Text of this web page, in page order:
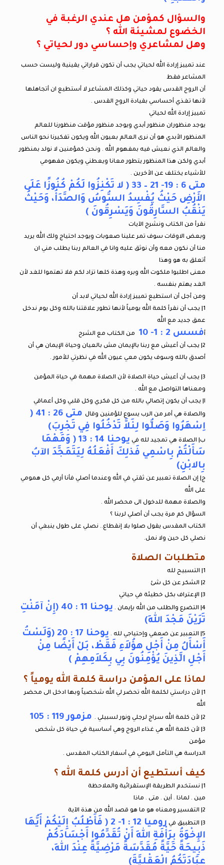
والسؤال كمؤمن هل عندي الرغبة في
الخضوع لمشيئة الله ؟
وهل لمشاعري وإحساسي دور لحياتي ؟
عند تمييز إرادة الله لحياتي يجب أن تكون قراراتي يقينية وليست حسب
المشاعر فقط
أن الروح القدس يقود حياتي وكذلك المشاعر لا أستطيع ان أتجاهلها
لأنها تغذي أحساسي بقيادة الروح القدس .
تمييز إرادة الله لحياتي
يوجد منظوران منظور أبدي ويوجد منظور مؤقت منظورنا للعالم
المنظور الأبدي هو أن نرى العالم بعيون الله ويكون تفكيرنا نحو الناس
والعالم الذي نعيش فيه بمفهوم الله . ونحن كمؤمنين لا نولد بمنظور
أبدي ولكن هذا المنظور يتطور معانا ويعطني ويكون مفهومي
للأشياء يختلف عن الأخرين .
متى 6 : 19- 21 – 33 ( لا تَكْنِزُوا لَكُمْ كُنُوزًا عَلَى
الأَرْضِ حَيْثُ يُفْسِدُ السُّوسُ وَالصَّدَأُ، وَحَيْثُ
يَنْقُبُ السَّارِقُونَ وَيَسْرِقُونَ )
نقرأ من الكتاب ونشرح الآيات
وبعض الاوقات سوف تمر علينا صعوبات ويوجد احتياج ولك الله يريد
منا أن نكون معه وأن نوثق عليه وانا في العالم ربنا يطلب مني ان
أتعلق به هو وهذا
معنى اطلبوا ملكوت الله وبره وهذة كلها تزاد لكم فلا تهتموا للغد لأن
الغد يهتم بنفسه .
ومن أجل أن استطيع تمييز إرادة الله لحياتي لابد أن
1| يجب أن نقرأ كلمة الله يومياً لأنها تطور علاقتنا بالله وكل يوم ندخل
عمق جديد مع الله
أفسس 2 : 1- 10
من الكتاب مع الشرح
2| يجب أن أعيش مع ربنا بالإيمان مش بالعيان وحياة الإيمان هي أن
أصدق بالله وسوف يكون معي عيون الله في نظرتي للأمور .
3| يجب أن أعيش حياة الصلاة لأن الصلاة مهمة في حياة المؤمن
ومعناها التواصل مع الله .
ا| يجب أن يكون إتصالي بالله من كل فكري وكل قلبي وكل أعماقي
والصلاة هي أمر من الرب يسوع للؤمنين وقال
متى 26 : 41 (
اِسْهَرُوا وَصَلُّوا لِئَلاَّ تَدْخُلُوا فِي تَجْرِبَ)
ب| الصلاة هي تمجيد لله في
يوحنا 14 : 13 ( وَمَهْمَا
سَأَلْتُمْ بِاسْمِي فَذلِكَ أَفْعَلُهُ لِيَتَمَجَّدَ الآبُ
بِالابْنِ)
ج| إن الصلاة تعبير عن ثقتي في الله وعندما أصلي فأنا أرمي كل همومي
على الله
والصلاة مهمة للدخول الى محضر الله .
السؤال كم مرة يجب أن أصلي لربنا ؟
الكتاب المقدس يقول صلوا بلا إنقطاع.. نصلي على طول ينبغي أن
نصلي كل حين ولا نمل.
متطلبات الصلاة
1| التسبيح لله
2| الشكر عن كل شئ
3| الإعتراف بكل خطيئة في حياتي
4| التضرع والطلب من الله بإيمان .
يوحنا 11 : 40 (إِنْ آمَنْتِ
تَرَيْنَ مَجْدَ اللهِ)
5| التعبير عن ضعفي وإحتياجي لله .
يوحنا 17 : 20 (وَلَسْتُ
أَسْأَلُ مِنْ أَجْلِ هؤُلاَءِ فَقَطْ، بَلْ أَيْضًا مِنْ
أَجْلِ الَّذِينَ يُؤْمِنُونَ بِي بِكَلاَمِهِمْ )
لماذا على المؤمن دراسة كلمة الله يومياً ؟
1| لأن دراستي لكلمة الله تحضر لي الله شخصياً وبها ادخل الى محضر
الله
2| لأن كلمة الله سراج لرجلي ونور لسبيلي .
مزمور 119 : 105
3| لأن كلمة الله هي غذاء الروح وهي أساسية في حياة كل شخص
مؤمن
الدراسة هي التأمل اليومي في أسفار الكتاب المقدس .
كيف أستطيع أن أدرس كلمة الله ؟
1| نستخدم الطريقة الإستقرائية والملاحظة
مين . لماذا . أين . متى . ماذا
2| التفسير ومعناه هو ما هو قصد الله من هذة الآية
3| التطبيق في
روميا 12 : 1- 2 ( فَأَطْلُبُ إِلَيْكُمْ أَيُّهَا
الإِخْوَةُ بِرَأْفَةِ اللهِ أَنْ تُقَدِّمُوا أَجْسَادَكُمْ
ذَبِيحَةً حَيَّةً مُقَدَّسَةً مَرْضِيَّةً عِنْدَ اللهِ،
عِبَادَتَكُمُ الْعَقْلِيَّةَ)